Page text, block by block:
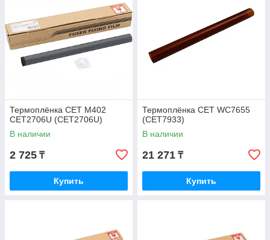
Термоплёнка CET M402
CET2706U (CET2706U)
В наличии
2 725 ₸
Купить
Термоплёнка CET WC7655
(CET7933)
В наличии
21 271 ₸
Купить